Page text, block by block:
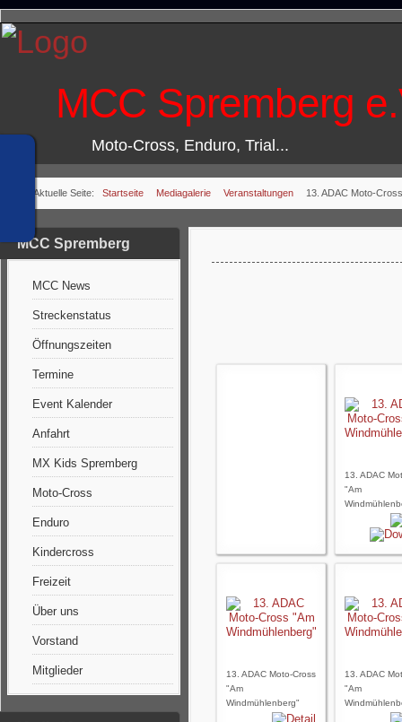
MCC Spremberg
Moto-Cross, Enduro, Trial...
Aktuelle Seite: Startseite Mediagalerie Veranstaltungen 13. ADAC Moto-
MCC Spremberg
MCC News
Streckenstatus
Öffnungszeiten
Termine
Event Kalender
Anfahrt
MX Kids Spremberg
Moto-Cross
Enduro
Kindercross
Freizeit
Über uns
Vorstand
Mitglieder
13. ADAC
"Am
13. ADAC Moto-Cross
"Am
Windmühlenberg"
13. ADAC
"Am